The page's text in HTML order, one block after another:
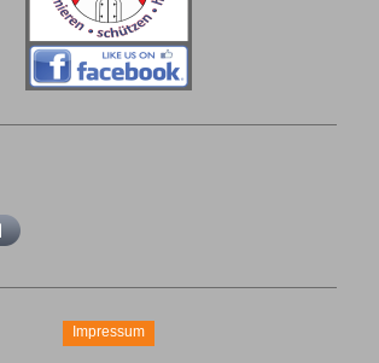
Impressum